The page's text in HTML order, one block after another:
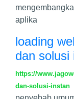
aplika
loading
dan solusi
https://
dan-solusi-instan